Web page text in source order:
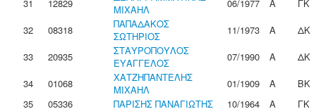
31
12829
ΜΙΧΑΗΛ
06/1977 Α
ΓΚ
32
08318
ΠΑΠΑΔΑΚΟΣ
ΣΩΤΗΡΙΟΣ
11/1973 Α
ΔΚ
33
20935
ΣΤΑΥΡΟΠΟΥΛΟΣ
ΕΥΑΓΓΕΛΟΣ
07/1990 Α
ΔΚ
34
01068
ΧΑΤΖΗΠΑΝΤΕΛΗΣ
ΜΙΧΑΗΛ
01/1909 Α
ΒΚ
35
05336 ΠΑΡΙΣΗΣ ΠΑΝΑΓΙΩΤΗΣ 10/1964 Α
ΓΚ